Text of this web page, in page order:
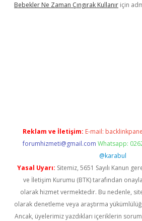
Bebekler Ne Zaman Çıngırak Kullanır için
Reklam ve İletişim: E-mail:
forumhizmeti@gmail.com Whatsapp:
@karabul
Yasal Uyarı: Sitemiz, 5651 Sayılı Kanun
ve İletişim Kurumu (BTK) tarafından
olarak hizmet vermektedir. Bu nedenle,
olarak denetleme veya araştırma
Ancak, üyelerimiz yazdıkları içeriklerin